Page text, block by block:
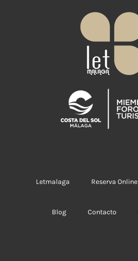
Letmalaga Reserva Online
Blog Contacto